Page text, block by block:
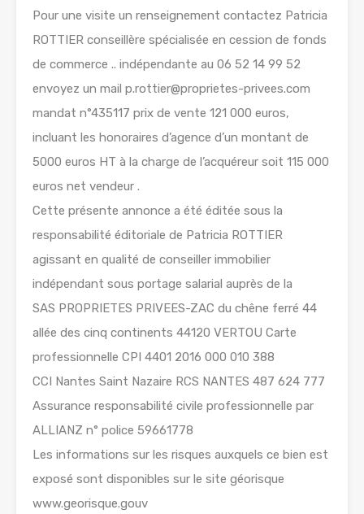
Pour une visite un renseignement contactez Patricia
ROTTIER conseillère spécialisée en cession de fonds
de commerce .. indépendante au 06 52 14 99 52
envoyez un mail p.rottier@proprietes-privees.com
mandat n°435117 prix de vente 121 000 euros,
incluant les honoraires d’agence d’un montant de
5000 euros HT à la charge de l’acquéreur soit 115 000
euros net vendeur .
Cette présente annonce a été éditée sous la
responsabilité éditoriale de Patricia ROTTIER
agissant en qualité de conseiller immobilier
indépendant sous portage salarial auprès de la
SAS PROPRIETES PRIVEES-ZAC du chêne ferré 44
allée des cinq continents 44120 VERTOU Carte
professionnelle CPI 4401 2016 000 010 388
CCI Nantes Saint Nazaire RCS NANTES 487 624 777
Assurance responsabilité civile professionnelle par
ALLIANZ n° police 59661778
Les informations sur les risques auxquels ce bien est
exposé sont disponibles sur le site géorisque
www.georisque.gouv